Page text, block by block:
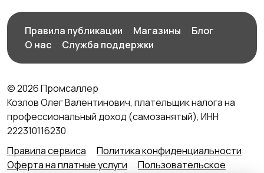
Правила публикации Магазины
Блог
О нас
Служба поддержки
© 2026 Промсаллер
Козлов Олег Валентинович, плательщик налога на
профессиональный доход (самозанятый), ИНН
222310116230
Правила сервиса
Политика конфиденциальности
Оферта на платные услуги
Пользовательское